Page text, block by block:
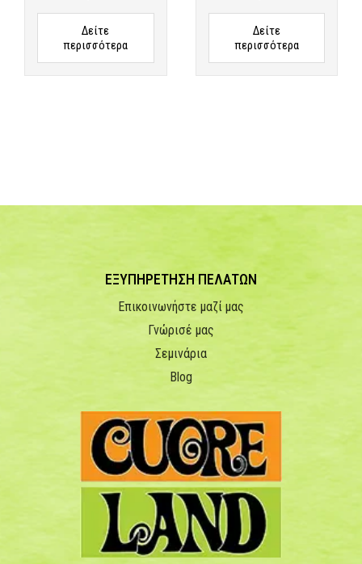
Δείτε
περισσότερα
Δείτε
περισσότερα
ΕΞΥΠΗΡΕΤΗΣΗ ΠΕΛΑΤΩΝ
Επικοινωνήστε μαζί μας
Γνώρισέ μας
Σεμινάρια
Blog